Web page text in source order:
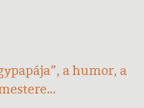
a humor, a